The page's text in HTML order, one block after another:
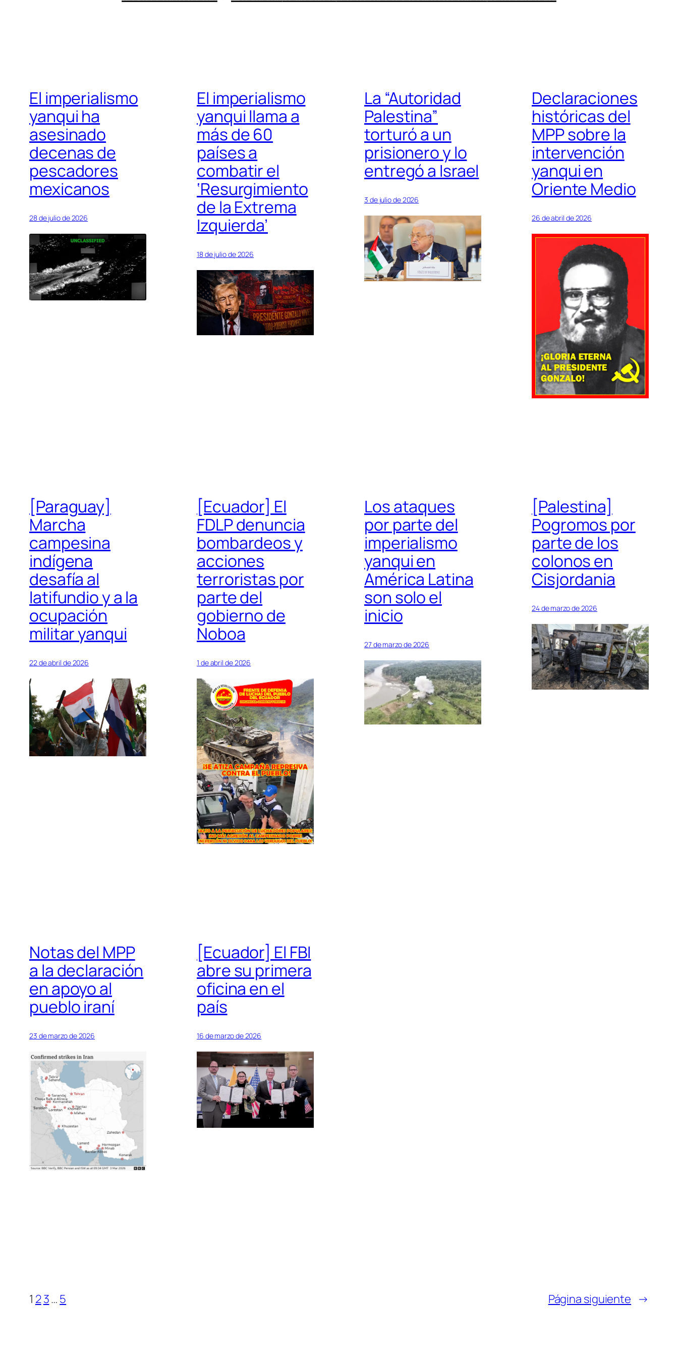
El imperialismo
yanqui ha
asesinado
decenas de
pescadores
mexicanos
28 de julio de 2026
El imperialismo
yanqui llama a
más de 60
países a
combatir el
‘Resurgimiento
de la Extrema
Izquierda’
18 de julio de 2026
La “Autoridad
Palestina”
torturó a un
prisionero y lo
entregó a Israel
3 de julio de 2026
Declaraciones
históricas del
MPP sobre la
intervención
yanqui en
Oriente Medio
26 de abril de 2026
[Paraguay]
Marcha
campesina
indígena
desafía al
latifundio y a la
ocupación
militar yanqui
22 de abril de 2026
[Ecuador] El
FDLP denuncia
bombardeos y
acciones
terroristas por
parte del
gobierno de
Noboa
1 de abril de 2026
Los ataques
por parte del
imperialismo
yanqui en
América Latina
son solo el
inicio
27 de marzo de 2026
[Palestina]
Pogromos por
parte de los
colonos en
Cisjordania
24 de marzo de 2026
Notas del MPP
a la declaración
en apoyo al
pueblo iraní
23 de marzo de 2026
[Ecuador] El FBI
abre su primera
oficina en el
país
16 de marzo de 2026
1 23… 5 Página siguiente →